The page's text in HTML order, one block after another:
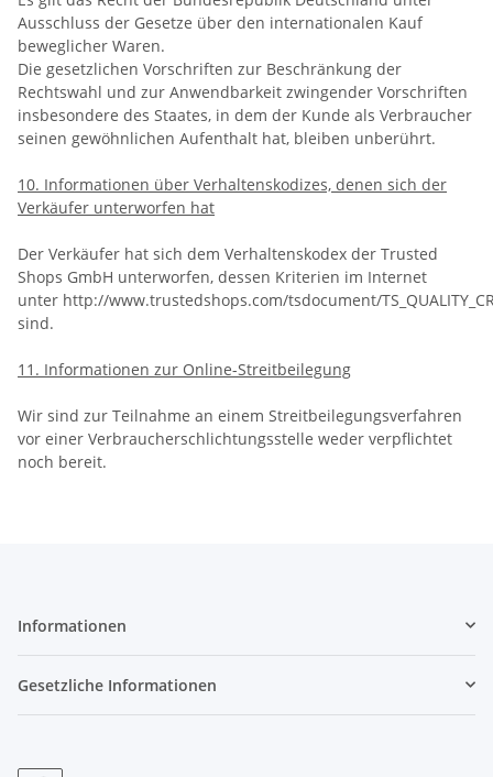
Ausschluss der Gesetze über den internationalen Kauf
beweglicher Waren.
Die gesetzlichen Vorschriften zur Beschränkung der
Rechtswahl und zur Anwendbarkeit zwingender Vorschriften
insbesondere des Staates, in dem der Kunde als Verbraucher
seinen gewöhnlichen Aufenthalt hat, bleiben unberührt.
10. Informationen über Verhaltenskodizes, denen sich der
Verkäufer unterworfen hat
Der Verkäufer hat sich dem Verhaltenskodex der Trusted
Shops GmbH unterworfen, dessen Kriterien im Internet
unter http://www.trustedshops.com/tsdocument/
sind.
11. Informationen zur Online-Streitbeilegung
Wir sind zur Teilnahme an einem Streitbeilegungsverfahren
vor einer Verbraucherschlichtungsstelle weder verpflichtet
noch bereit.
Informationen
Gesetzliche Informationen